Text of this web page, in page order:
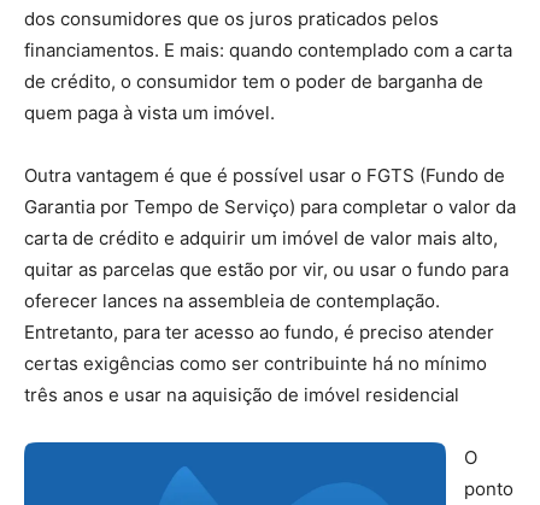
dos consumidores que os juros praticados pelos
financiamentos. E mais: quando contemplado com a carta
de crédito, o consumidor tem o poder de barganha de
quem paga à vista um imóvel.
Outra vantagem é que é possível usar o FGTS (Fundo de
Garantia por Tempo de Serviço) para completar o valor da
carta de crédito e adquirir um imóvel de valor mais alto,
quitar as parcelas que estão por vir, ou usar o fundo para
oferecer lances na assembleia de contemplação.
Entretanto, para ter acesso ao fundo, é preciso atender
certas exigências como ser contribuinte há no mínimo
três anos e usar na aquisição de imóvel residencial
O
ponto